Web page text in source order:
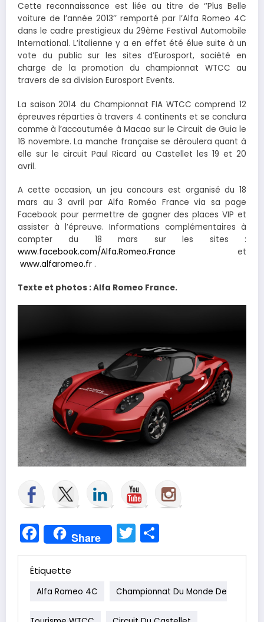
Cette reconnaissance est liée au titre de ‘’Plus Belle
voiture de l’année 2013’’ remporté par l’Alfa Romeo 4C
dans le cadre prestigieux du 29ème Festival Automobile
International. L’italienne y a en effet été élue suite à un
vote du public sur les sites d’Eurosport, société en
charge de la promotion du championnat WTCC au
travers de sa division Eurosport Events.
La saison 2014 du Championnat FIA WTCC comprend 12
épreuves réparties à travers 4 continents et se conclura
comme à l’accoutumée à Macao sur le Circuit de Guia le
16 novembre. La manche française se déroulera quant à
elle sur le circuit Paul Ricard au Castellet les 19 et 20
avril.
A cette occasion, un jeu concours est organisé du 18
mars au 3 avril par Alfa Roméo France via sa page
Facebook pour permettre de gagner des places VIP et
assister à l’épreuve. Informations complémentaires à
compter du 18 mars sur les sites :
www.facebook.com/Alfa.Romeo.France
et
www.alfaromeo.fr .
Texte et photos : Alfa Romeo France.
Facebook
Share Twitter
Étiquette
Alfa Romeo 4C Championnat Du Monde De